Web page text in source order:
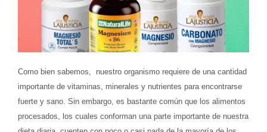
Como bien sabemos, nuestro organismo requiere de una cantidad
importante de vitaminas, minerales y nutrientes para encontrarse
fuerte y sano. Sin embargo, es bastante común que los alimentos
procesados, los cuales conforman una parte importante de nuestra